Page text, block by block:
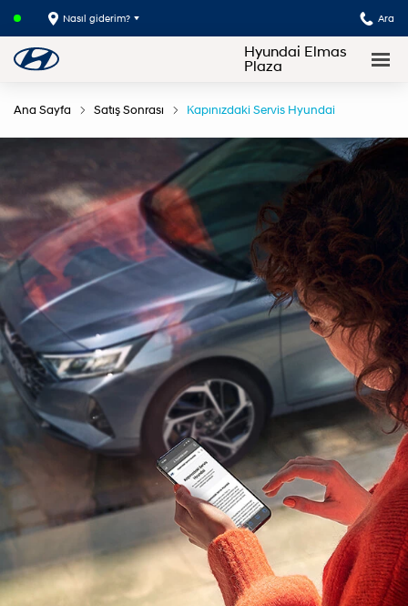
Nasıl giderim? Ara
Hyundai Elmas
Plaza
Ana Sayfa Satış Sonrası Kapınızdaki Servis Hyundai